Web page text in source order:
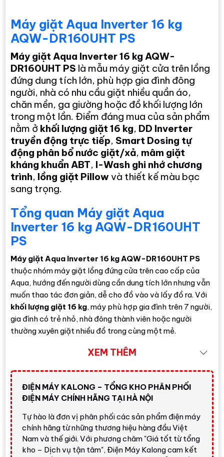
Máy giặt Aqua Inverter 16 kg
AQW-DR160UHT PS
Máy giặt Aqua Inverter 16 kg AQW-
DR160UHT PS là mẫu máy giặt cửa trên lồng
đứng dung tích lớn, phù hợp gia đình đông
người, nhà có nhu cầu giặt nhiều quần áo,
chăn mền, ga giường hoặc đồ khối lượng lớn
trong một lần. Điểm đáng mua của sản phẩm
nằm ở khối lượng giặt 16 kg, DD Inverter
truyền động trực tiếp, Smart Dosing tự
động phân bổ nước giặt/xả, mâm giặt
kháng khuẩn ABT, I-Wash ghi nhớ chương
trình, lồng giặt Pillow và thiết kế màu bạc
sang trọng.
Tổng quan Máy giặt Aqua
Inverter 16 kg AQW-DR160UHT
PS
Máy giặt Aqua Inverter 16 kg AQW-DR160UHT PS
thuộc nhóm máy giặt lồng đứng cửa trên cao cấp của
Aqua, hướng đến người dùng cần dung tích lớn nhưng vẫn
muốn thao tác đơn giản, dễ cho đồ vào và lấy đồ ra. Với
khối lượng giặt 16 kg, máy phù hợp gia đình trên 7 người,
gia đình có trẻ nhỏ, nhà đông thành viên hoặc người
thường xuyên giặt nhiều đồ trong cùng một mẻ.
Sản phẩm nổi bật hơn nhiều mẫu máy giặt cửa trên phổ
động phân bổ lượng nước giặt và nước xả phù hợp, giúp
giảm thao tác đong đếm thủ công. Ngoài ra, các công
nghệ nhưDD Inverter,mâm giặt ABT,lồng giặt Pillow
I-Wash
giúp máy đáp ứng tốt nhu cầu
giặt giũ hằng ngày của gia đình bận rộn.
Đánh giá nhanh từ Điện Máy
XEM THÊM
ĐIỆN MÁY KALONG – TỔNG KHO PHÂN PHỐI
ĐIỆN MÁY CHÍNH HÃNG TẠI HÀ NỘI
Tự hào là đơn vị phân phối các sản phẩm điện máy
chính hãng từ những thương hiệu hàng đầu Việt
Nam và thế giới. Với phương châm "Giá tốt từ tổng
kho – Dịch vụ tận tâm", Điện Máy Kalong cam kết